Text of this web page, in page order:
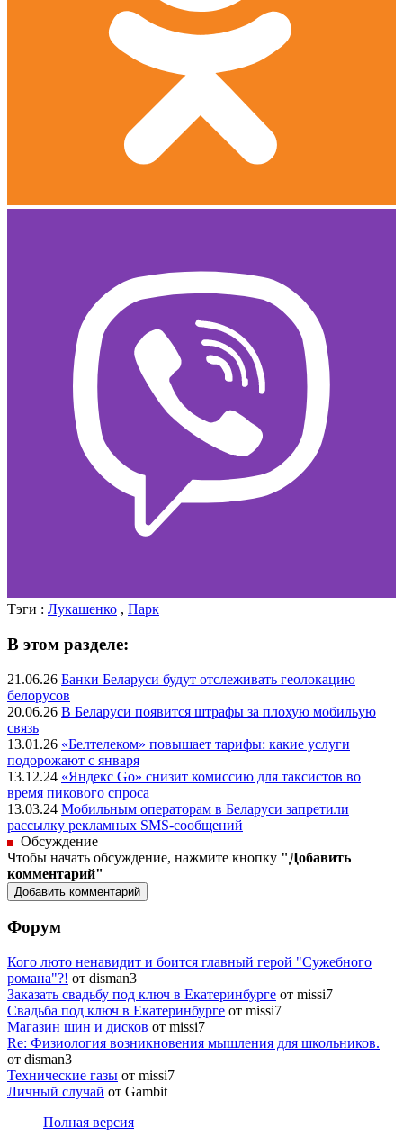
Тэги : Лукашенко , Парк
В этом разделе:
21.06.26 Банки Беларуси будут отслеживать геолокацию
белорусов
20.06.26 В Беларуси появится штрафы за плохую мобильую
связь
13.01.26 «Белтелеком» повышает тарифы: какие услуги
подорожают с января
13.12.24 «Яндекс Go» снизит комиссию для таксистов во
время пикового спроса
13.03.24 Мобильным операторам в Беларуси запретили
рассылку рекламных SMS-сообщений
Обсуждение
Чтобы начать обсуждение, нажмите кнопку "Добавить
комментарий"
Форум
Кого люто ненавидит и боится главный герой "Сужебного
романа"?! от disman3
Заказать свадьбу под ключ в Екатеринбурге от missi7
Cвадьба под ключ в Екатеринбурге от missi7
Магазин шин и дисков от missi7
Re: Физиология возникновения мышления для школьников.
от disman3
Технические газы от missi7
Личный случай от Gambit
Полная версия